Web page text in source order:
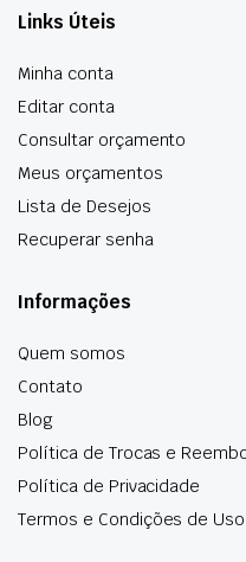
Links Úteis
Minha conta
Editar conta
Consultar orçamento
Meus orçamentos
Lista de Desejos
Recuperar senha
Informações
Quem somos
Contato
Blog
Política de Trocas e
Política de Privacidade
Termos e Condições de Uso